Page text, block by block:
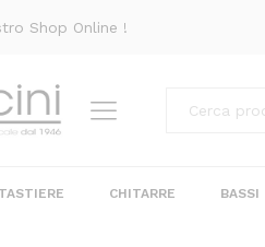
Shop Online !
Categorie
TASTIERE CHITARRE BASSI
Ed. Edizioni Curci